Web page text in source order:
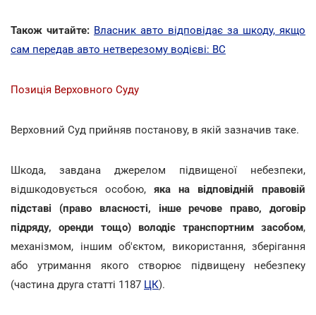
Також читайте: Власник авто відповідає за шкоду, якщо
сам передав авто нетверезому водієві: ВС
Позиція Верховного Суду
Верховний Суд прийняв постанову, в якій зазначив таке.
Шкода, завдана джерелом підвищеної небезпеки,
відшкодовується особою, яка на відповідній правовій
підставі (право власності, інше речове право, договір
підряду, оренди тощо) володіє транспортним засобом,
механізмом, іншим об'єктом, використання, зберігання
або утримання якого створює підвищену небезпеку
(частина друга статті 1187 ЦК).